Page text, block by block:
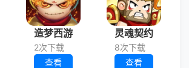
造梦西游
2次下载
查看
灵魂契约
8次下载
查看